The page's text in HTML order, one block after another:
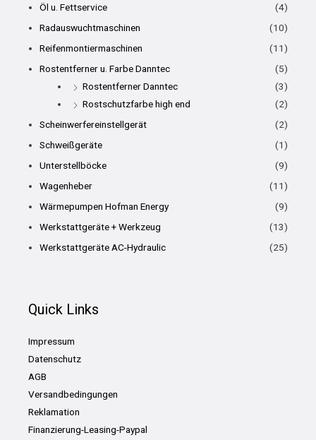
Öl u. Fettservice
(4)
Radauswuchtmaschinen
(10)
Reifenmontiermaschinen
(11)
Rostentferner u. Farbe Danntec
(5)
Rostentferner Danntec
(3)
Rostschutzfarbe high end
(2)
Scheinwerfereinstellgerät
(2)
Schweißgeräte
(1)
Unterstellböcke
(9)
Wagenheber
(11)
Wärmepumpen Hofman Energy
(9)
Werkstattgeräte + Werkzeug
(13)
Werkstattgeräte AC-Hydraulic
(25)
Quick Links
Impressum
Datenschutz
AGB
Versandbedingungen
Reklamation
Finanzierung-Leasing-Paypal